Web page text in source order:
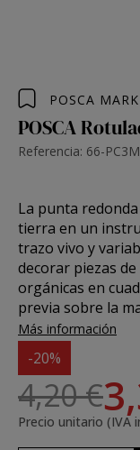
POSCA
POSCA
Referencia: 66-
La punta redonda
tierra en un
trazo vivo y
decorar piezas
orgánicas en
previa sobre la
Más información
-20%
4,20 €
Precio unitario (IVA